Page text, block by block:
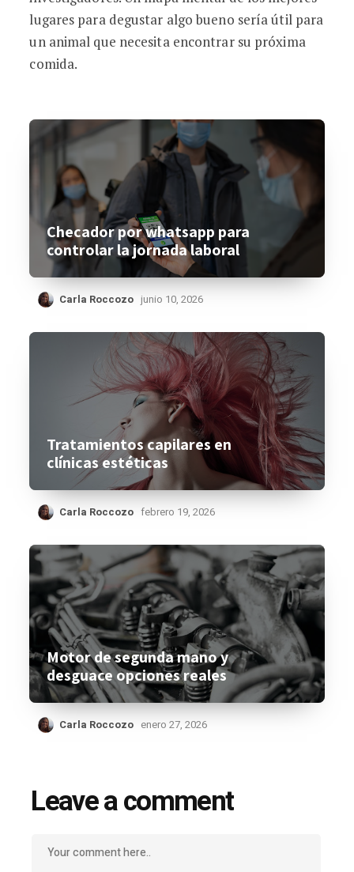
lugares para degustar algo bueno sería útil para
un animal que necesita encontrar su próxima
comida.
Checador por whatsapp para
controlar la jornada laboral
Carla Roccozo junio 10, 2026
Tratamientos capilares en
clínicas estéticas
Carla Roccozo febrero 19, 2026
Motor de segunda mano y
desguace opciones reales
Carla Roccozo enero 27, 2026
Leave a comment